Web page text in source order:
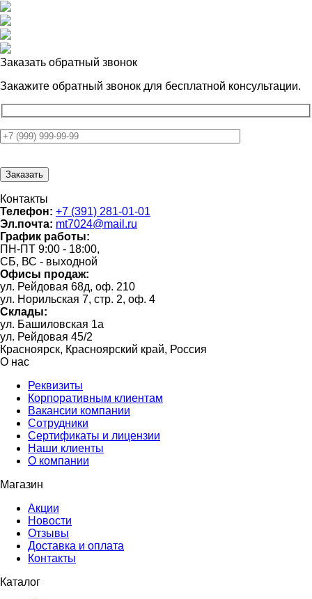
Заказать обратный звонок
Закажите обратный звонок для бесплатной консультации.
Контакты
Телефон: +7 (391) 281-01-01
Эл.почта: mt7024@mail.ru
График работы:
ПН-ПТ 9:00 - 18:00,
СБ, ВС - выходной
Офисы продаж:
ул. Рейдовая 68д, оф. 210
ул. Норильская 7, стр. 2, оф. 4
Склады:
ул. Башиловская 1а
ул. Рейдовая 45/2
Красноярск, Красноярский край, Россия
О нас
Реквизиты
Корпоративным клиентам
Вакансии компании
Сотрудники
Сертификаты и лицензии
Наши клиенты
О компании
Магазин
Акции
Новости
Отзывы
Доставка и оплата
Контакты
Каталог